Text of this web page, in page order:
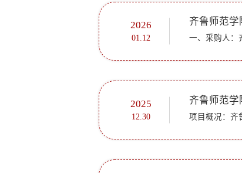
2026
01.12
齐鲁师范
2025
12.30
齐鲁师范